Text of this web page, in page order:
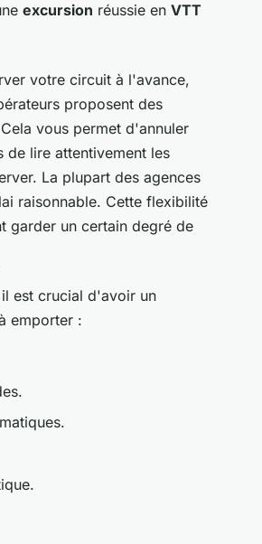
excursion réussie en VTT
votre circuit à l'avance,
proposent des
vous permet d'annuler
de lire attentivement les
La plupart des agences
raisonnable. Cette flexibilité
garder un certain degré de
est crucial d'avoir un
emporter :